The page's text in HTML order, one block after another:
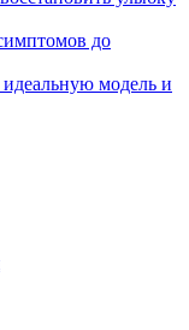
до
модель и